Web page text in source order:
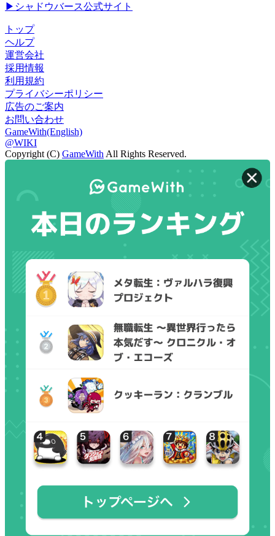
▶シャドウバース公式サイト
トップ
ヘルプ
運営会社
採用情報
利用規約
プライバシーポリシー
広告のご案内
お問い合わせ
GameWith(English)
@WIKI
Copyright (C) GameWith All Rights Reserved.